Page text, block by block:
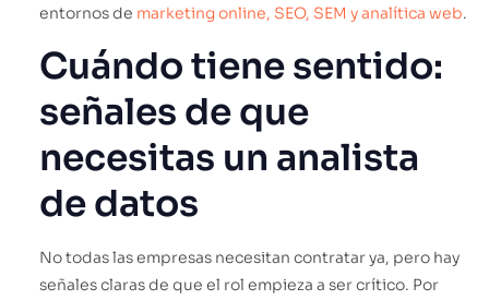
entornos de marketing online, SEO, SEM y analítica web.
Cuándo tiene sentido:
señales de que
necesitas un analista
de datos
No todas las empresas necesitan contratar ya, pero hay
señales claras de que el rol empieza a ser crítico. Por